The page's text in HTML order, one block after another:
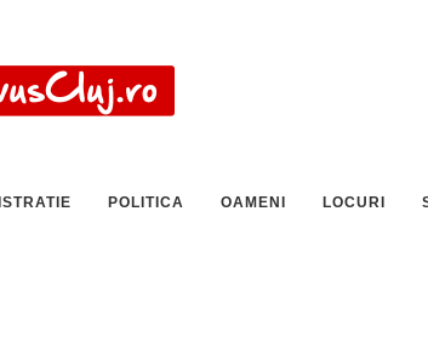
POLITICA OAMENI LOCURI